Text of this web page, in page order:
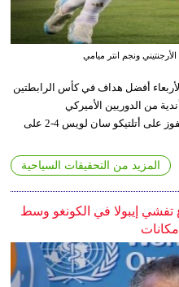
ونجم انتر ميامي
أفضل هداف في كأس الرابطتين
من الدوريين الأميركي
والمكسيكي، بعدما قاد إنتر ميامي إلى الفوز على أتلتيكو سان لويس 4-2 على
المزيد من التحقيقات السياحية
تفشي إيبولا في الكونغو وسط